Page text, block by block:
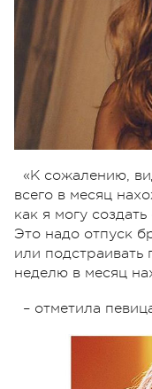
«К сожалению,
всего в месяц
как я могу
Это надо отпуск
или подстраивать
неделю в месяц
– отметила